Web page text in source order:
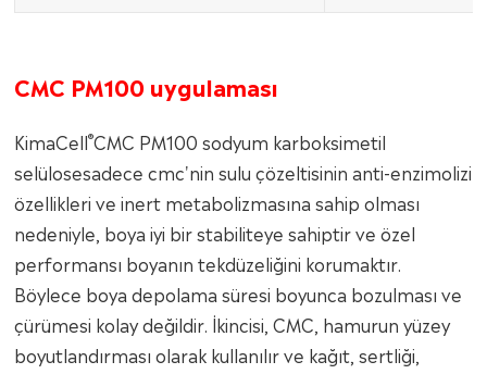
CMC PM100 uygulaması
KimaCell®CMC PM100 sodyum karboksimetil
selülosesadece cmc'nin sulu çözeltisinin anti-enzimolizi
özellikleri ve inert metabolizmasına sahip olması
nedeniyle, boya iyi bir stabiliteye sahiptir ve özel
performansı boyanın tekdüzeliğini korumaktır.
Böylece boya depolama süresi boyunca bozulması ve
çürümesi kolay değildir. İkincisi, CMC, hamurun yüzey
boyutlandırması olarak kullanılır ve kağıt, sertliği,